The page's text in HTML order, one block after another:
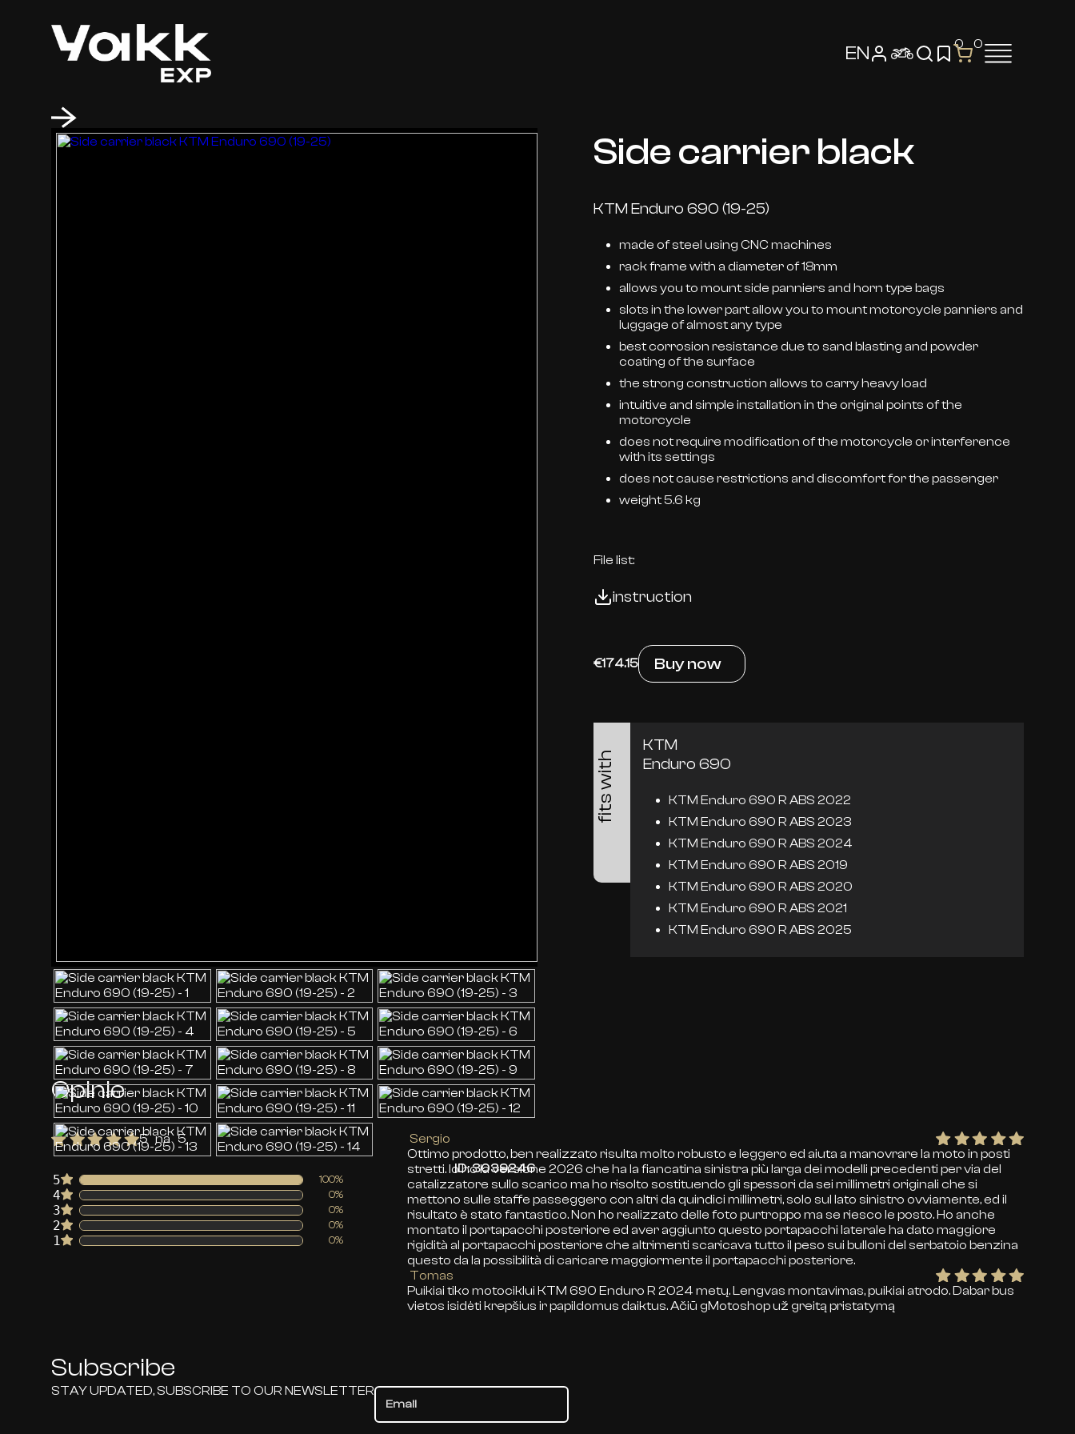
EN 0 0
ID: 3039246
Side carrier black
KTM Enduro 690 (19-25)
made of steel using CNC machines
rack frame with a diameter of 18mm
allows you to mount side panniers and horn type bags
slots in the lower part allow you to mount motorcycle panniers and
luggage of almost any type
best corrosion resistance due to sand blasting and powder
coating of the surface
the strong construction allows to carry heavy load
intuitive and simple installation in the original points of the
motorcycle
does not require modification of the motorcycle or interference
with its settings
does not cause restrictions and discomfort for the passenger
weight 5.6 kg
File list:
instruction
€174.15 Buy now
fits with
KTM
Enduro 690
KTM Enduro 690 R ABS 2022
KTM Enduro 690 R ABS 2023
KTM Enduro 690 R ABS 2024
KTM Enduro 690 R ABS 2019
KTM Enduro 690 R ABS 2020
KTM Enduro 690 R ABS 2021
KTM Enduro 690 R ABS 2025
Opinie
5 na 5
5 100%
4 0%
3 0%
2 0%
1 0%
Sergio
Ottimo prodotto, ben realizzato risulta molto robusto e leggero ed aiuta a manovrare la moto in posti
stretti. Io ho la versione 2026 che ha la fiancatina sinistra più larga dei modelli precedenti per via del
catalizzatore sullo scarico ma ho risolto sostituendo gli spessori da sei millimetri originali che si
mettono sulle staffe passeggero con altri da quindici millimetri, solo sul lato sinistro ovviamente, ed il
risultato è stato fantastico. Non ho realizzato delle foto purtroppo ma se riesco le posto. Ho anche
montato il portapacchi posteriore ed aver aggiunto questo portapacchi laterale ha dato maggiore
rigidità al portapacchi posteriore che altrimenti scaricava tutto il peso sui bulloni del serbatoio benzina
questo da la possibilità di caricare maggiormente il portapacchi posteriore.
Tomas
Puikiai tiko motociklui KTM 690 Enduro R 2024 metų. Lengvas montavimas, puikiai atrodo. Dabar bus
vietos isidėti krepšius ir papildomus daiktus. Ačiū gMotoshop už greitą pristatymą
Subscribe
STAY UPDATED, SUBSCRIBE TO OUR NEWSLETTER